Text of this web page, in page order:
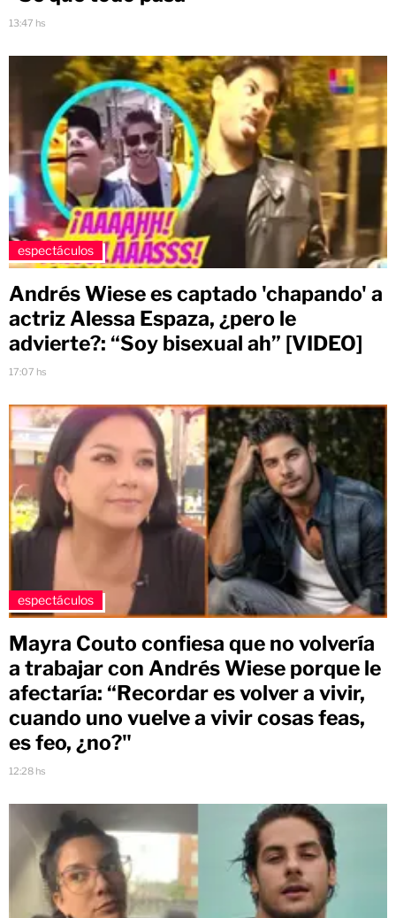
13:47 hs
espectáculos
Andrés Wiese es captado 'chapando' a
actriz Alessa Espaza, ¿pero le
advierte?: “Soy bisexual ah” [VIDEO]
17:07 hs
espectáculos
Mayra Couto confiesa que no volvería
a trabajar con Andrés Wiese porque le
afectaría: “Recordar es volver a vivir,
cuando uno vuelve a vivir cosas feas,
es feo, ¿no?"
12:28 hs